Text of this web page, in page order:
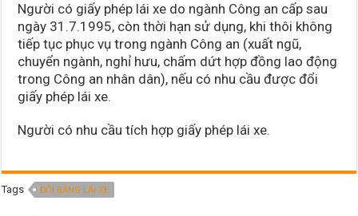
Người có giấy phép lái xe do ngành Công an cấp sau
ngày 31.7.1995, còn thời hạn sử dụng, khi thôi không
tiếp tục phục vụ trong ngành Công an (xuất ngũ,
chuyển ngành, nghỉ hưu, chấm dứt hợp đồng lao động
trong Công an nhân dân), nếu có nhu cầu được đổi
giấy phép lái xe.
Người có nhu cầu tích hợp giấy phép lái xe.
Tags ĐỔI BẰNG LÁI XE